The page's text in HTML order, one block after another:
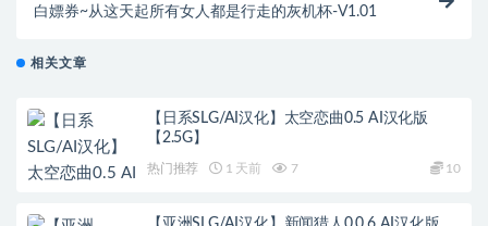
白嫖券~从这天起所有女人都是行走的灰机杯-V1.01
相关文章
【日系SLG/AI汉化】太空恋曲0.5 AI汉化版
【2.5G】
热门推荐 1 天前 7 10